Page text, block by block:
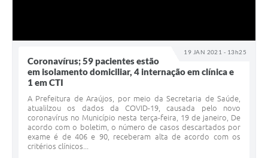
19 JAN 2021 - 13h25
Coronavírus; 59 pacientes estão
em isolamento domiciliar, 4 internação em clínica e
1 em CTI
A Prefeitura de Araújos, por meio da Secretaria de Saúde,
atualilzou os dados da COVID-19, causada pelo novo
coronavírus no Município nesta terça-feira, 19 de janeiro, De
acordo com o boletim, o número de casos descartados por
exame é de 406 e 90, receberam alta de acordo com os
critérios clínicos...